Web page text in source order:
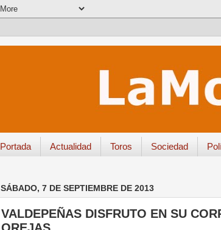
Portada Actualidad Toros Sociedad
SÁBADO, 7 DE SEPTIEMBRE DE 2013
VALDEPEÑAS DISFRUTO EN SU
OREJAS